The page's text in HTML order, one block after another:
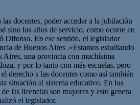
docentes, poder acceder a la jubilación
sino los años de servicio, como ocurre en
Difonso. En ese sentido, el legislador
de Buenos Aires .»Estamos estudiando
Aires, una provincia con muchísima
y por lo tanto con más escuelas, pero
derecho a las docentes como así también
situación al sistema educativo. En los
las licencias son mayores y esto genera
el legislador.